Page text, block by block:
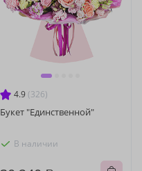
4.9 (326)
Букет "Единственной"
В наличии